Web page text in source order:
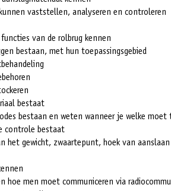
vaststellen, analyseren en controleren
van de rolbrug kennen
bestaan, met hun toepassingsgebied
bestaat
bestaan en weten wanneer je welke moet
controle bestaat
het gewicht, zwaartepunt, hoek van
hoe men moet communiceren via